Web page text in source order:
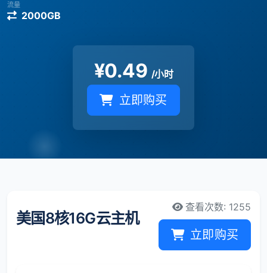
流量
2000GB
¥0.49 /小时
立即购买
美国8核16G云主机
查看次数: 1255
立即购买